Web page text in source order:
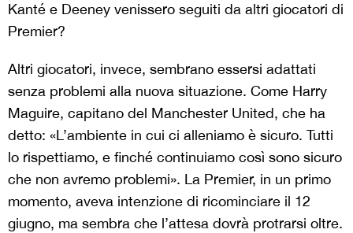
Kanté e Deeney venissero seguiti da altri giocatori di
Premier?
Altri giocatori, invece, sembrano essersi adattati
senza problemi alla nuova situazione. Come Harry
Maguire, capitano del Manchester United, che ha
detto: «L’ambiente in cui ci alleniamo è sicuro. Tutti
lo rispettiamo, e finché continuiamo così sono sicuro
che non avremo problemi». La Premier, in un primo
momento, aveva intenzione di ricominciare il 12
giugno, ma sembra che l’attesa dovrà protrarsi oltre.